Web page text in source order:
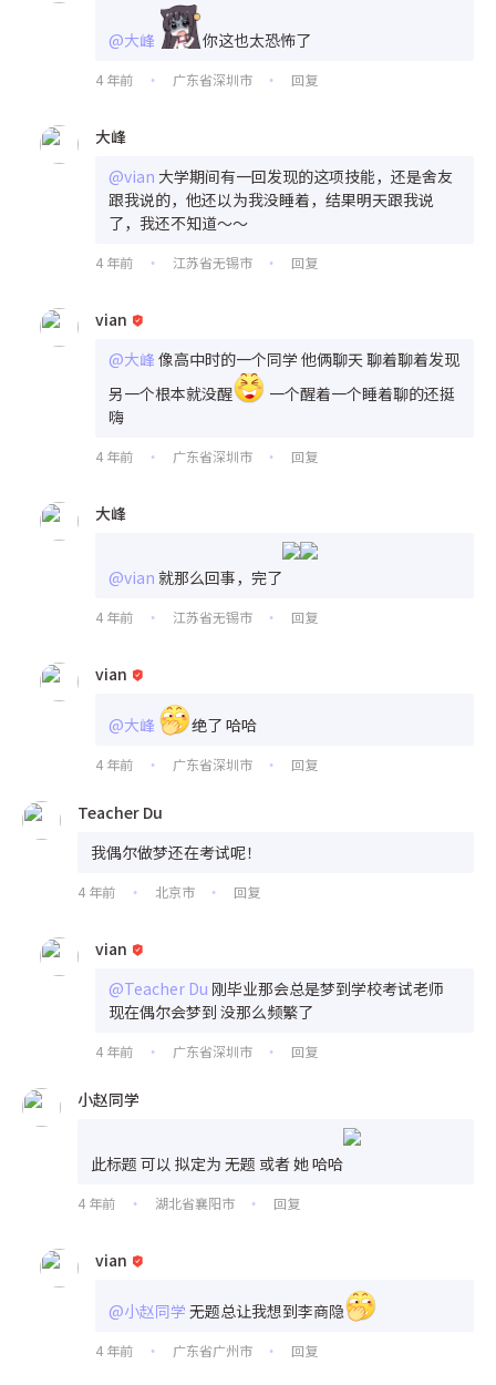
@大峰 你这也太恐怖了
4 年前 • 广东省深圳市 • 回复
大峰
@vian 大学期间有一回发现的这项技能，还是舍友
跟我说的，他还以为我没睡着，结果明天跟我说
了，我还不知道～～
4 年前 • 江苏省无锡市 • 回复
vian
@大峰 像高中时的一个同学 他俩聊天 聊着聊着发现
另一个根本就没醒
一个醒着一个睡着聊的还挺
嗨
4 年前 • 广东省深圳市 • 回复
大峰
@vian 就那么回事，完了
4 年前 • 江苏省无锡市 • 回复
vian
@大峰 绝了 哈哈
4 年前 • 广东省深圳市 • 回复
Teacher Du
我偶尔做梦还在考试呢！
4 年前 • 北京市 • 回复
vian
@Teacher Du 刚毕业那会总是梦到学校考试老师
现在偶尔会梦到 没那么频繁了
4 年前 • 广东省深圳市 • 回复
小赵同学
此标题 可以 拟定为 无题 或者 她 哈哈
4 年前 • 湖北省襄阳市 • 回复
vian
@小赵同学 无题总让我想到李商隐
4 年前 • 广东省广州市 • 回复